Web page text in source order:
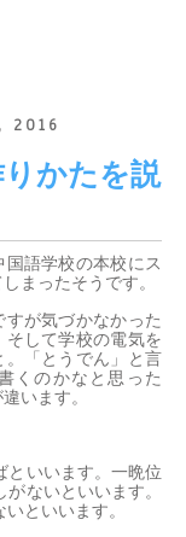
2016
かたを説
語学校の本校にス
まったそうです。
が気づかなかった
そして学校の電気を
。「とうでん」と言
くのかなと思った
います。
といいます。一晩位
ないといいます。
といいます。